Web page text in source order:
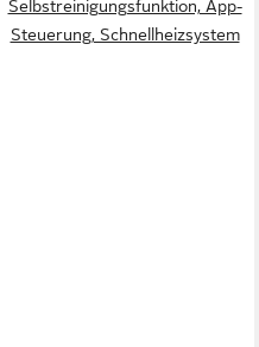
Selbstreinigungsfunktion, App-
Steuerung, Schnellheizsystem